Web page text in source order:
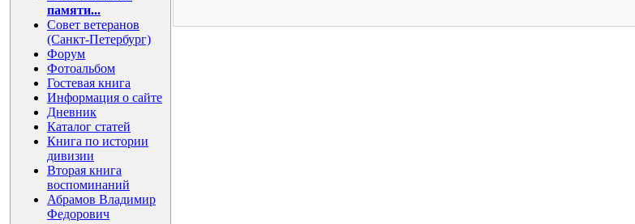
памяти...
Совет ветеранов
(Санкт-Петербург)
Форум
Фотоальбом
Гостевая книга
Информация о сайте
Дневник
Каталог статей
Книга по истории
дивизии
Вторая книга
воспоминаний
Абрамов Владимир
Федорович